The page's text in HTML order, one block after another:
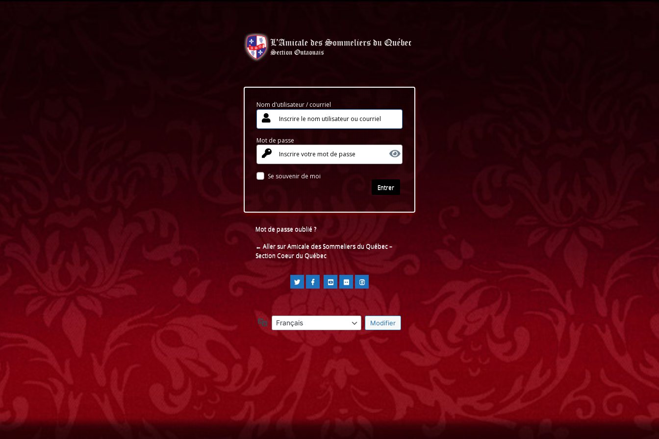
Nom d'utilisateur / courriel
Mot de passe
Se souvenir de moi
Mot de passe oublié ?
← Aller sur Amicale des Sommeliers du Québec –
Section Coeur du Québec
Langue